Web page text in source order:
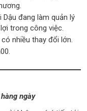
Dậu đang làm quản lý
trong công việc.
nhiều thay đổi lớn.
ngày